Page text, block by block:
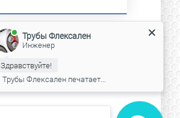
Трубы Флексален
Инженер
Здравствуйте!
Трубы Флексален печатает...